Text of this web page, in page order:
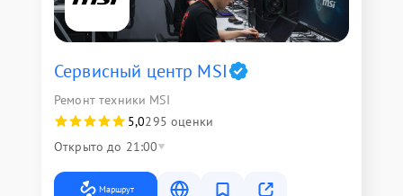
Сервисный центр MSI
Ремонт техники MSI
5,0295 оценки
Открыто до 21:00
Маршрут